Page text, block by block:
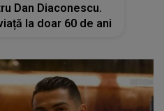
Dan Diaconescu.
la doar 60 de ani